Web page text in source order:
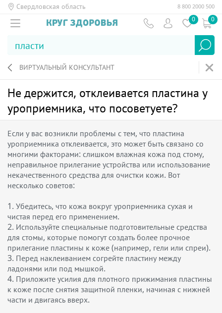
Свердловская область 8 800 2000 500
0 0
ВИРТУАЛЬНЫЙ КОНСУЛЬТАНТ
Не держится, отклеивается пластина у
уроприемника, что посоветуете?
Если у вас возникли проблемы с тем, что пластина
уроприемника отклеивается, это может быть связано со
многими факторами: слишком влажная кожа под стому,
неправильное прилегание устройства или использование
некачественного средства для очистки кожи. Вот
несколько советов:
1. Убедитесь, что кожа вокруг уроприемника сухая и
чистая перед его применением.
2. Используйте специальные подготовительные средства
для стомы, которые помогут создать более прочное
прилегание пластины к коже (например, гели или спреи).
3. Перед наклеиванием согрейте пластину между
ладонями или под мышкой.
4. Приложите усилия для плотного прижимания пластины
к коже после снятия защитной пленки, начиная с нижней
части и двигаясь вверх.